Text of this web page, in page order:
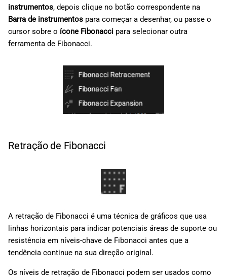
instrumentos, depois clique no botão correspondente na
Barra de instrumentos para começar a desenhar, ou passe o
cursor sobre o ícone Fibonacci para selecionar outra
ferramenta de Fibonacci.
Retração de Fibonacci
A retração de Fibonacci é uma técnica de gráficos que usa
linhas horizontais para indicar potenciais áreas de suporte ou
resistência em níveis-chave de Fibonacci antes que a
tendência continue na sua direção original.
Os níveis de retração de Fibonacci podem ser usados como